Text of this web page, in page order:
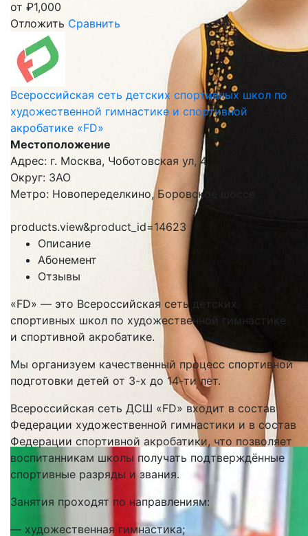
от ₽1,000
Отложить Сравнить
Всероссийская сеть детских спортивных школ по
художественной гимнастике и спортивной
акробатике «FD»
Местоположение
Адрес: г. Москва, Чоботовская ул, 4
Округ: ЗАО
Метро: Новопеределкино, Боровское шоссе
products.view&product_id=14623
Описание
Абонемент
Отзывы
«FD» — это Всероссийская сеть детских
спортивных школ по художественной гимнастике
и спортивной акробатике.
Мы организуем качественный процесс спортивной
подготовки детей от 3-х до 14-ти лет.
Всероссийская сеть ДСШ «FD» входит в состав
Федерации художественной гимнастики и в состав
Федерации спортивной акробатики, что позволяет
воспитанникам школы получать подтверждённые
спортивные разряды и звания.
Занятия проходят по направлениям:
— художественная гимнастика;